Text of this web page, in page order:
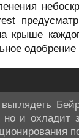
крыше
но и